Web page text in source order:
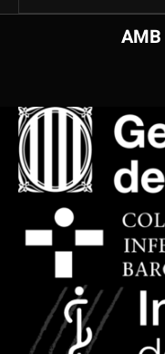
AMB